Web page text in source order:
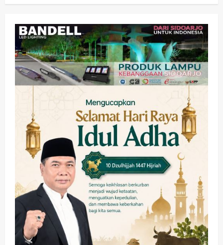
3
Adu Taktik di Atas Rumput Sintetis:
PWI dan Sapma PP Sidoarjo
Memanaskan Mesin Menuju Piala
Soccer
wartanusa 5 Agustus 2026
Ekonomi Hiburan Pemerintahan
HOT NEWS: Ribuan Warga Wage
Tumplek Blek di Bazar Rakyat Jalan
Jambu, Borong Kuliner UMKM Sambil
Nonton Jaranan!
wartanusa 4 Agustus 2026
5
Keagamaan Pemerintahan
Pemkab Sidoarjo & Muhammadiyah
Sinergi Permudah Perizinan, Wakaf,
hingga Hibah
wartanusa 4 Agustus 2026
Kesehatan Pemerintahan
Ubah Lahan Tidur Jadi Cuan: Wabup
Sidoarjo Apresiasi Inovasi Teh Daun
Kumis Kucing Produk Anggota TNI AL